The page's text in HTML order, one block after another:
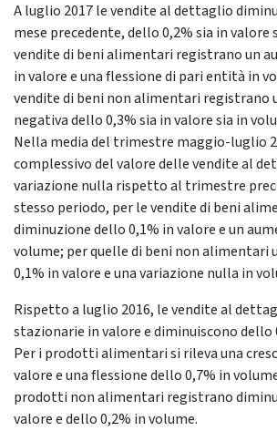
A luglio 2017 le vendite al dettaglio
mese precedente, dello 0,2% sia in valore
vendite di beni alimentari registrano un
in valore e una flessione di pari entità in
vendite di beni non alimentari registrano
negativa dello 0,3% sia in valore sia in
Nella media del trimestre maggio-luglio
complessivo del valore delle vendite al
variazione nulla rispetto al trimestre
stesso periodo, per le vendite di beni
diminuzione dello 0,1% in valore e un
volume; per quelle di beni non alimentari
0,1% in valore e una variazione nulla in
Rispetto a luglio 2016, le vendite al
stazionarie in valore e diminuiscono dello
Per i prodotti alimentari si rileva una
valore e una flessione dello 0,7% in
prodotti non alimentari registrano
valore e dello 0,2% in volume.